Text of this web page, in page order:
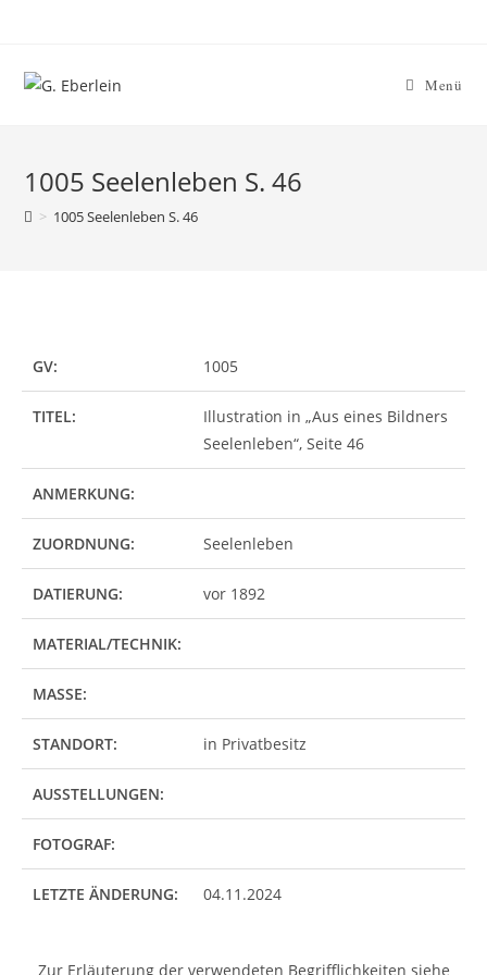
Menü
1005 Seelenleben S. 46
> 1005 Seelenleben S. 46
GV: 1005
TITEL:
Illustration in „Aus eines Bildners
Seelenleben“, Seite 46
ANMERKUNG:
ZUORDNUNG: Seelenleben
DATIERUNG: vor 1892
MATERIAL/TECHNIK:
MASSE:
STANDORT: in Privatbesitz
AUSSTELLUNGEN:
FOTOGRAF:
LETZTE ÄNDERUNG: 04.11.2024
Zur Erläuterung der verwendeten Begrifflichkeiten siehe